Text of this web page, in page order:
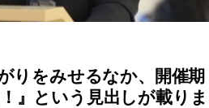
りをみせるなか、開催期
』という見出しが載りま